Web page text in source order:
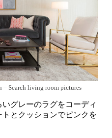
– Search living room pictures
グレーのラグをコーディ
とクッションでピンクを